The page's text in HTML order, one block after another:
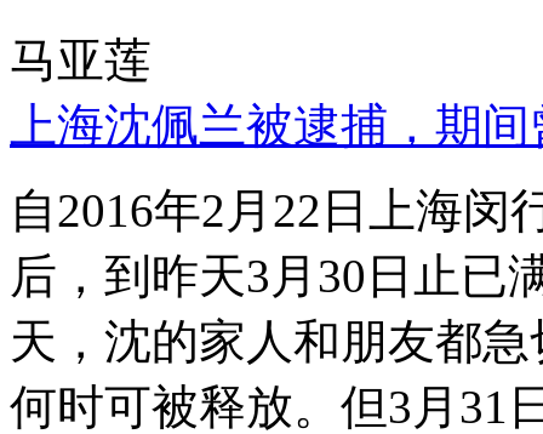
马亚莲
上海沈佩兰被逮捕，期
自2016年2月22日上海
后，到昨天3月30日止已
天，沈的家人和朋友都
何时可被释放。但3月31